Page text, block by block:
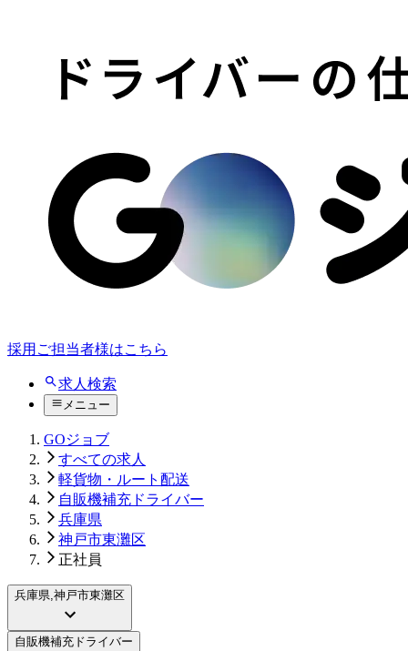
採用ご担当者様はこちら
求人検索
メニュー
GOジョブ
すべての求人
軽貨物・ルート配送
自販機補充ドライバー
兵庫県
神戸市東灘区
正社員
兵庫県,神戸市東灘区
自販機補充ドライバー